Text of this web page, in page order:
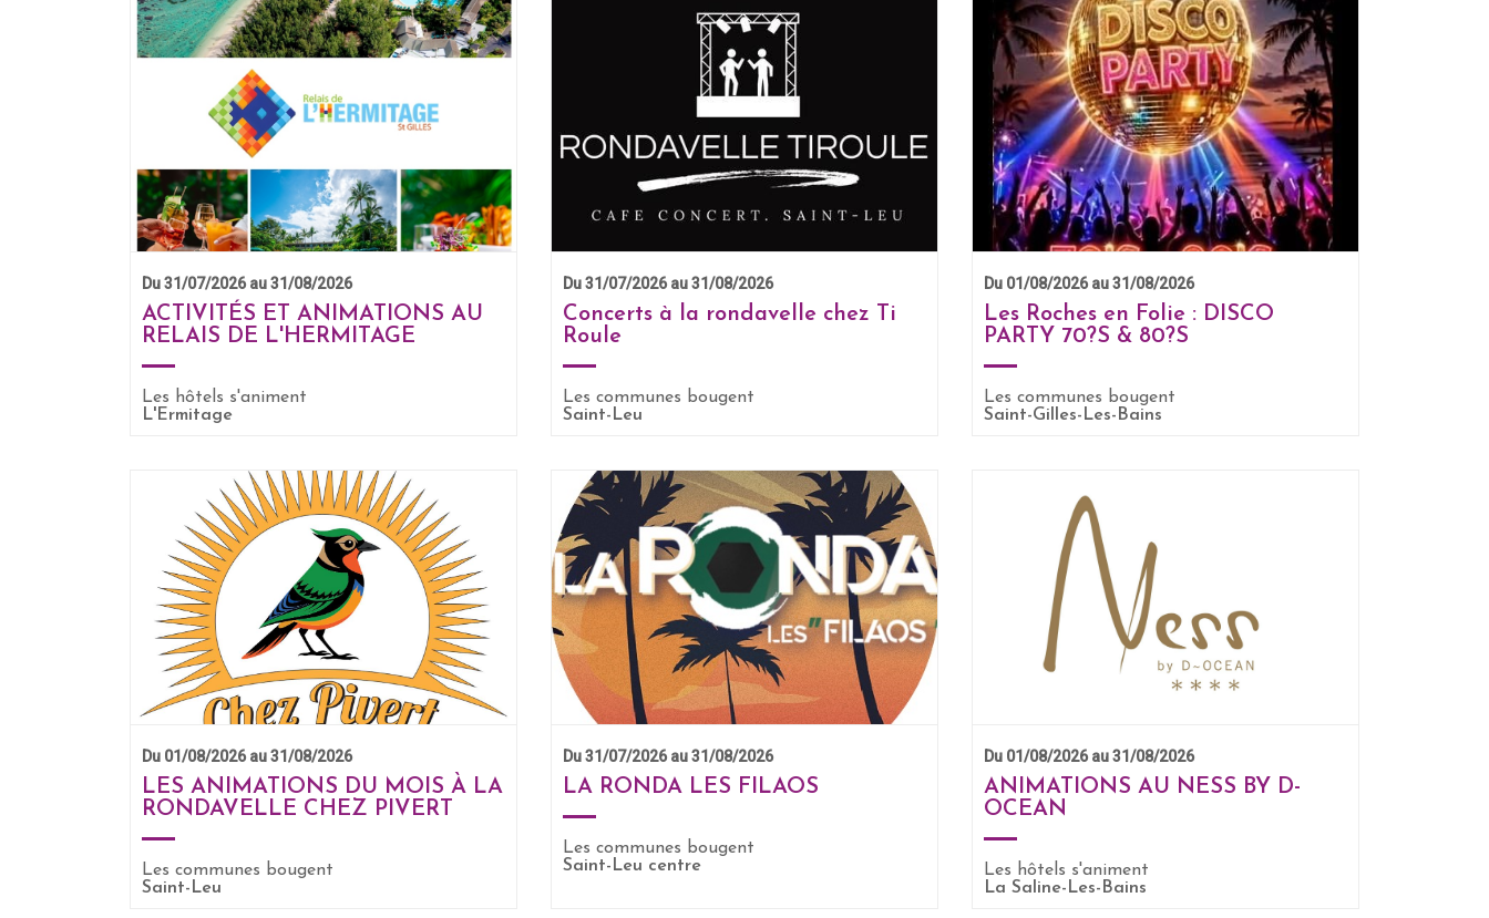
EN SAVOIR + EN SAVOIR + EN SAVOIR +
EN SAVOIR +
Du 31/07/2026 au 31/08/2026
ACTIVITÉS ET ANIMATIONS AU
RELAIS DE L'HERMITAGE
Les hôtels s'animent
L'Ermitage
EN SAVOIR +
Du 31/07/2026 au 31/08/2026
Concerts à la rondavelle chez Ti
Roule
Les communes bougent
Saint-Leu
EN SAVOIR +
Du 01/08/2026 au 31/08/2026
Les Roches en Folie : DISCO
PARTY 70?S & 80?S
Les communes bougent
Saint-Gilles-Les-Bains
Du 01/08/2026 au 31/08/2026
LES ANIMATIONS DU MOIS À LA
RONDAVELLE CHEZ PIVERT
Les communes bougent
Saint-Leu
Du 31/07/2026 au 31/08/2026
LA RONDA LES FILAOS
Les communes bougent
Saint-Leu centre
Du 01/08/2026 au 31/08/2026
ANIMATIONS AU NESS BY D-
OCEAN
Les hôtels s'animent
La Saline-Les-Bains